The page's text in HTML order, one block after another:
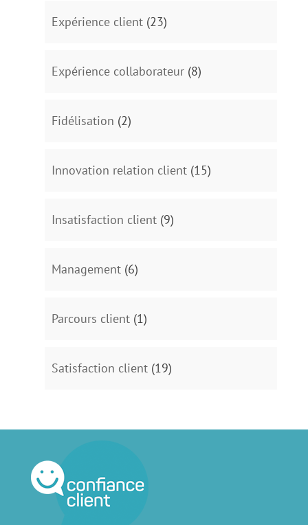
Expérience client(23)
Expérience collaborateur(8)
Fidélisation (2)
Innovation relation client(15)
Insatisfaction client(9)
Management(6)
Parcours client(1)
Satisfaction client(19)